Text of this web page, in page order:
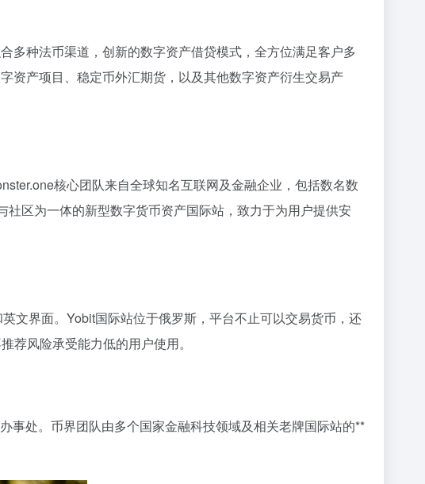
多种法币渠道，创新的数字资产借贷模式，全方位满足客户多
资产项目、稳定币外汇期货，以及其他数字资产衍生交易产
核心团队来自全球知名互联网及金融企业，包括数名数
区为一体的新型数字货币资产国际站，致力于为用户提供安
文界面。Yobit国际站位于俄罗斯，平台不止可以交易货币，还
荐风险承受能力低的用户使用。
事处。币界团队由多个国家金融科技领域及相关老牌国际站的**